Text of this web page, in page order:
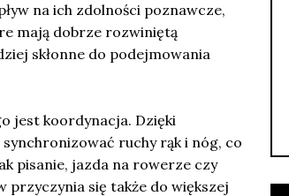
na ich zdolności poznawcze,
mają dobrze rozwiniętą
skłonne do podejmowania
jest koordynacja. Dzięki
ruchy rąk i nóg, co
pisanie, jazda na rowerze czy
przyczynia się także do większej